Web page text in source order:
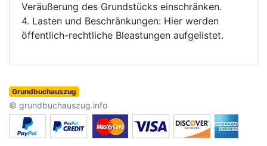
Veräußerung des Grundstücks einschränken.
4. Lasten und Beschränkungen: Hier werden
öffentlich-rechtliche Bleastungen aufgelistet.
Grundbuchauszug
© grundbuchauszug.info